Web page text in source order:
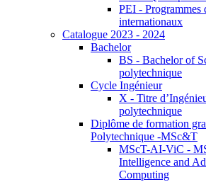
PEI - Programmes
internationaux
Catalogue 2023 - 2024
Bachelor
BS - Bachelor of
polytechnique
Cycle Ingénieur
X - Titre
polytechnique
Diplôme de formation
Polytechnique -MSc&T
MScT-AI-ViC -
Intelligence and
Computing